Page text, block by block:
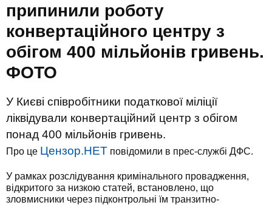
припинили роботу
конвертаційного центру з
обігом 400 мільйонів гривень.
ФОТО
У Києві співробітники податкової міліції
ліквідували конвертаційний центр з обігом
понад 400 мільйонів гривень.
Про це Цензор.НЕТ повідомили в прес-службі ДФС.
У рамках розслідування кримінального провадження,
відкритого за низкою статей, встановлено, що
зловмисники через підконтрольні їм транзитно-